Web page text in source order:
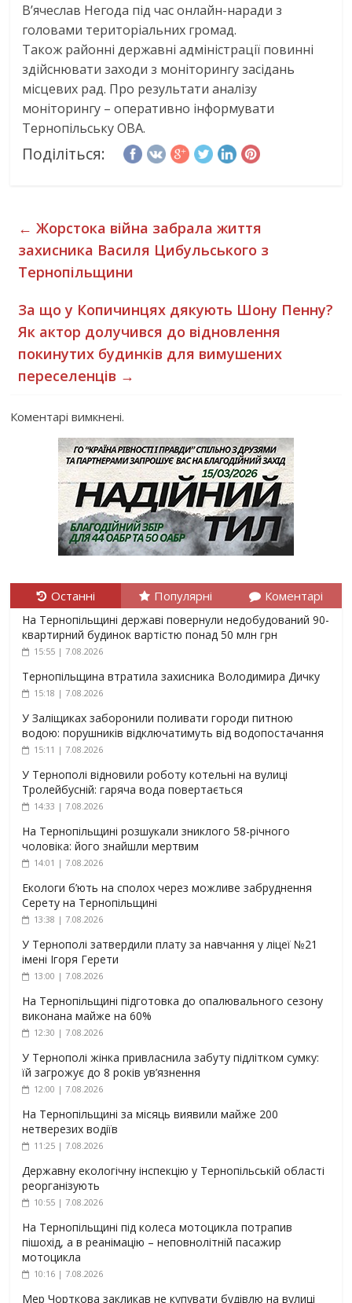
В’ячеслав Негода під час онлайн-наради з
головами територіальних громад.
Також районні державні адміністрації повинні
здійснювати заходи з моніторингу засідань
місцевих рад. Про результати аналізу
моніторингу – оперативно інформувати
Тернопільську ОВА.
Поділіться:
← Жорстока війна забрала життя
захисника Василя Цибульського з
Тернопільщини
За що у Копичинцях дякують Шону Пенну?
Як актор долучився до відновлення
покинутих будинків для вимушених
переселенців →
Коментарі вимкнені.
Останні Популярні Коментарі
На Тернопільщині державі повернули недобудований 90-
квартирний будинок вартістю понад 50 млн грн
15:55 | 7.08.2026
Тернопільщина втратила захисника Володимира Дичку
15:18 | 7.08.2026
У Заліщиках заборонили поливати городи питною
водою: порушників відключатимуть від водопостачання
15:11 | 7.08.2026
У Тернополі відновили роботу котельні на вулиці
Тролейбусній: гаряча вода повертається
14:33 | 7.08.2026
На Тернопільщині розшукали зниклого 58-річного
чоловіка: його знайшли мертвим
14:01 | 7.08.2026
Екологи б’ють на сполох через можливе забруднення
Серету на Тернопільщині
13:38 | 7.08.2026
У Тернополі затвердили плату за навчання у ліцеї №21
імені Ігоря Герети
13:00 | 7.08.2026
На Тернопільщині підготовка до опалювального сезону
виконана майже на 60%
12:30 | 7.08.2026
У Тернополі жінка привласнила забуту підлітком сумку:
їй загрожує до 8 років ув’язнення
12:00 | 7.08.2026
На Тернопільщині за місяць виявили майже 200
нетверезих водіїв
11:25 | 7.08.2026
Державну екологічну інспекцію у Тернопільській області
реорганізують
10:55 | 7.08.2026
На Тернопільщині під колеса мотоцикла потрапив
пішохід, а в реанімацію – неповнолітній пасажир
мотоцикла
10:16 | 7.08.2026
Мер Чорткова закликав не купувати будівлю на вулиці